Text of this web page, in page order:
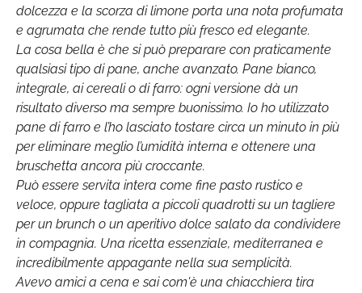
dolcezza e la scorza di limone porta una nota profumata
e agrumata che rende tutto più fresco ed elegante.
La cosa bella è che si può preparare con praticamente
qualsiasi tipo di pane, anche avanzato. Pane bianco,
integrale, ai cereali o di farro: ogni versione dà un
risultato diverso ma sempre buonissimo. Io ho utilizzato
pane di farro e l’ho lasciato tostare circa un minuto in più
per eliminare meglio l’umidità interna e ottenere una
bruschetta ancora più croccante.
Può essere servita intera come fine pasto rustico e
veloce, oppure tagliata a piccoli quadrotti su un tagliere
per un brunch o un aperitivo dolce salato da condividere
in compagnia. Una ricetta essenziale, mediterranea e
incredibilmente appagante nella sua semplicità.
Avevo amici a cena e sai com'è una chiacchiera tira